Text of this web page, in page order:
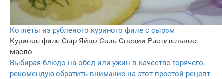
Котлеты из рубленого куриного филе с сыром
Куриное филе Сыр Яйцо Соль Специи Растительное
масло
Выбирая блюдо на обед или ужин в качестве горячего,
рекомендую обратить внимание на этот простой рецепт